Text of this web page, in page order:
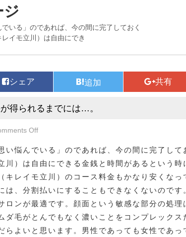
ジ
いる」のであれば、今の間に完了しておく
イモ立川）は自由にでき
得られるまでには…。
Offon キレイモ立川｜結果が得られるまでには…。
い悩んでいる」のであれば、今の間に完了して
川）は自由にできる金銭と時間があるという時
キレイモ立川）のコース料金もかなり安くなっ
は、分割払いにすることもできなくないのです
ロンが最適です。顔面という敏感な部分の処理
ダ毛がとんでもなく濃いことをコンプレックス
らよいと思います。男性であっても女性であっ